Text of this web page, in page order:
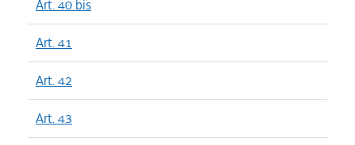
Art. 40 bis
Art. 41
Art. 42
Art. 43